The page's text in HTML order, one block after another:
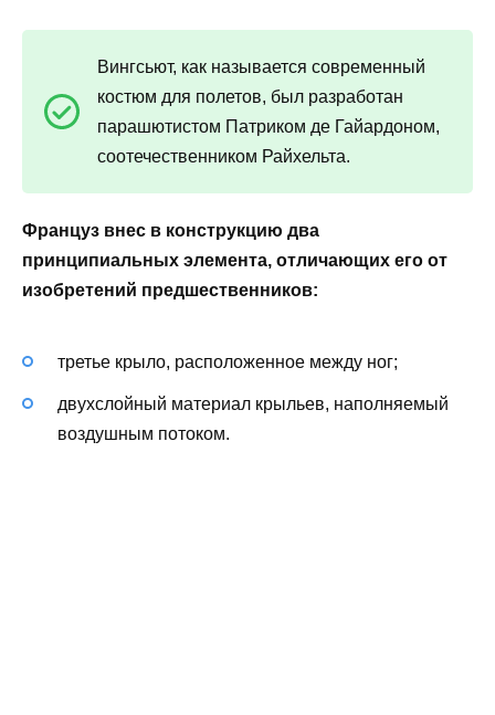
Вингсьют, как называется современный
костюм для полетов, был разработан
парашютистом Патриком де Гайардоном,
соотечественником Райхельта.
Француз внес в конструкцию два
принципиальных элемента, отличающих его от
изобретений предшественников:
третье крыло, расположенное между ног;
двухслойный материал крыльев, наполняемый
воздушным потоком.